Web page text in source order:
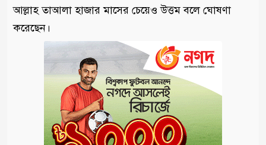
আল্লাহ তাআলা হাজার মাসের চেয়েও উত্তম বলে ঘোষণা
করেছেন।